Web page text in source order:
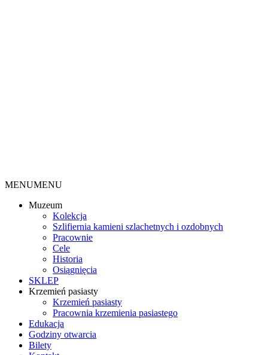
MENUMENU
Muzeum
Kolekcja
Szlifiernia kamieni szlachetnych i ozdobnych
Pracownie
Cele
Historia
Osiągnięcia
SKLEP
Krzemień pasiasty
Krzemień pasiasty
Pracownia krzemienia pasiastego
Edukacja
Godziny otwarcia
Bilety